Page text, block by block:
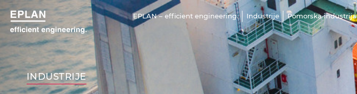
EPLAN – efficient engineering. Industrije Pomorska industrija
INDUSTRIJE